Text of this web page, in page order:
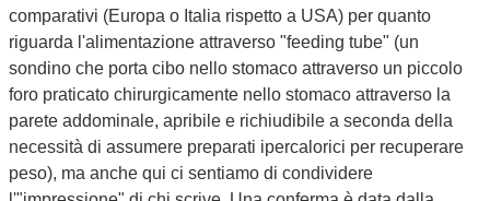
comparativi (Europa o Italia rispetto a USA) per quanto
riguarda l'alimentazione attraverso "feeding tube" (un
sondino che porta cibo nello stomaco attraverso un piccolo
foro praticato chirurgicamente nello stomaco attraverso la
parete addominale, apribile e richiudibile a seconda della
necessità di assumere preparati ipercalorici per recuperare
peso), ma anche qui ci sentiamo di condividere